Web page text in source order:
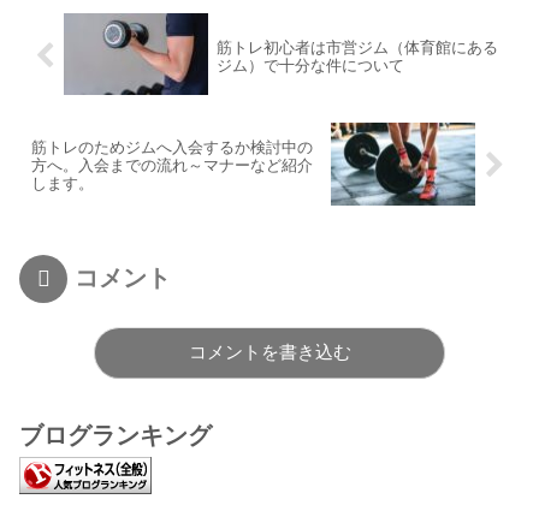
筋トレ初心者は市営ジム（体育館にある
ジム）で十分な件について
筋トレのためジムへ入会するか検討中の
方へ。入会までの流れ～マナーなど紹介
します。
コメント
コメントを書き込む
ブログランキング